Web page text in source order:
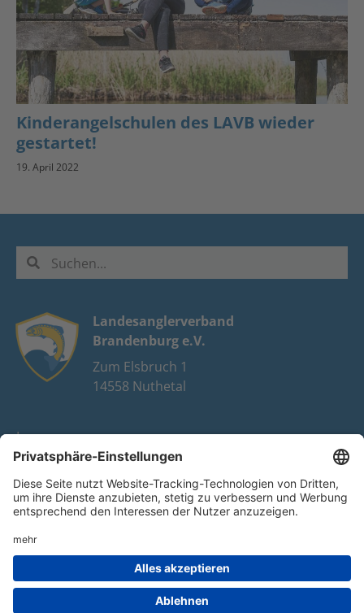
Kinderangelschulen des LAVB wieder
gestartet!
19. April 2022
Landesanglerverband
Brandenburg e.V.
Zum Elsbruch 1
14558 Nuthetal
Impressum
Datenschutz
FAQ